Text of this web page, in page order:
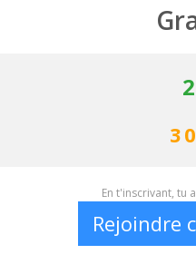
3
En t'inscrivant, tu
Rejoindre